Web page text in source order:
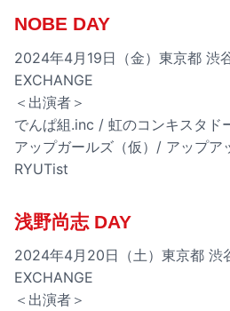
NOBE DAY
2024年4月19日（金）東京都 渋
EXCHANGE
＜出演者＞
でんぱ組.inc / 虹のコンキスタ
アップガールズ（仮）/ アップア
RYUTist
浅野尚志 DAY
2024年4月20日（土）東京都 渋
EXCHANGE
＜出演者＞